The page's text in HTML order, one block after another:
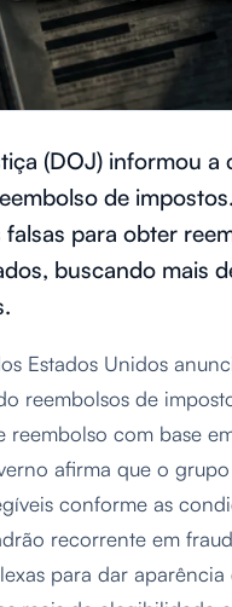
(DOJ) informou
de
para obter
buscando mais
Estados Unidos
reembolsos de
com base
afirma que o
conforme as
recorrente em
para dar